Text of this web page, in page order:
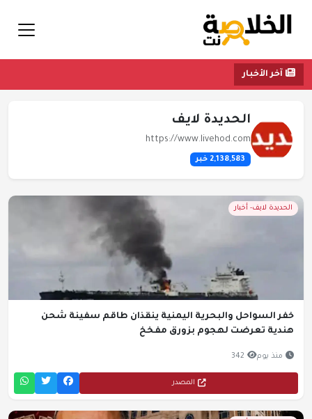
آخر الأخبار
الحديدة لايف
https://www.livehod.com
2,138,583 خبر
الحديدة لايف- أخبار
خفر السواحل والبحرية اليمنية ينقذان طاقم سفينة شحن
هندية تعرضت لهجوم بزورق مفخخ
منذ يوم 342
المصدر